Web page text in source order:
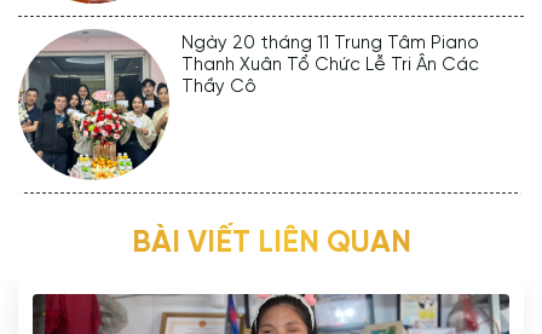
Ngày 20 tháng 11 Trung Tâm Piano
Thanh Xuân Tổ Chức Lễ Tri Ân Các
Thầy Cô
BÀI VIẾT LIÊN QUAN